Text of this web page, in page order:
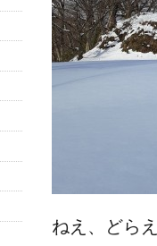
ねえ、どら